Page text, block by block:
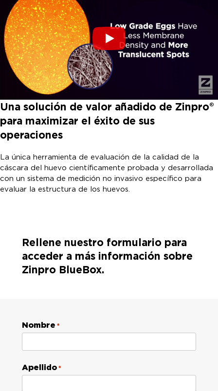
Una solución de valor añadido de Zinpro®
para maximizar el éxito de sus
operaciones
La única herramienta de evaluación de la calidad de la
cáscara del huevo científicamente probada y desarrollada
con un sistema de medición no invasivo específico para
evaluar la estructura de los huevos.
Rellene nuestro formulario para
acceder a más información sobre
Zinpro BlueBox.
Nombre *
Apellido *